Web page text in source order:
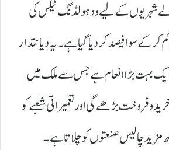
شہریوں کے لیے ودہولڈنگ ٹیکس کی
کے سوا فیصد کر دیا گیا ہے۔ یہ دیانتدار
بہت بڑا انعام ہے جس سے ملک میں
و فروخت بڑھے گی اور تعمیراتی شعبے کو
مزید چالیس صنعتوں کو چلاتا ہے۔